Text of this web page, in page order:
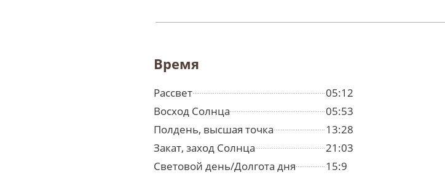
Время
Рассвет
05:12
Восход Солнца
05:53
Полдень, высшая точка
13:28
Закат, заход Солнца
21:03
Световой день/Долгота дня
15:9